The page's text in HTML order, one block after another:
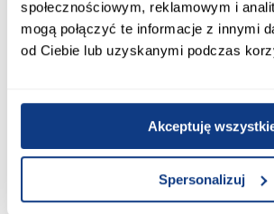
społecznościowym, reklamowym i
mogą połączyć te informacje z innymi
od Ciebie lub uzyskanymi podczas
Akceptuję
Spersonalizuj
beżowe
Lustro: